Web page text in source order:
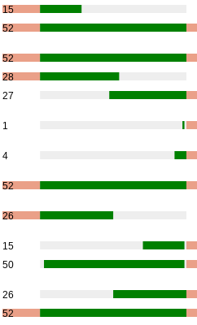
15
52
52
28
27
1
4
52
26
15
50
26
52